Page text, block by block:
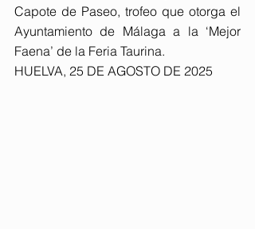
Capote de Paseo, trofeo que otorga el
Ayuntamiento de Málaga a la ‘Mejor
Faena’ de la Feria Taurina.
HUELVA, 25 DE AGOSTO DE 2025